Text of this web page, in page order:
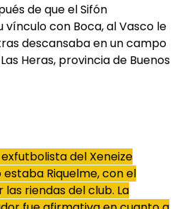
de que el Sifón
con Boca, al Vasco le
descansaba en un campo
Heras, provincia de Buenos
del Xeneize
Riquelme, con el
riendas del club. La